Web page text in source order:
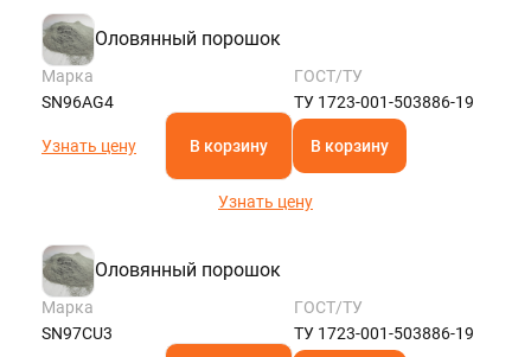
Оловянный порошок
Марка
SN96AG4
ГОСТ/ТУ
ТУ 1723-001-503886-19
Узнать цену В корзину В корзину
Узнать цену
Оловянный порошок
Марка
SN97CU3
ГОСТ/ТУ
ТУ 1723-001-503886-19